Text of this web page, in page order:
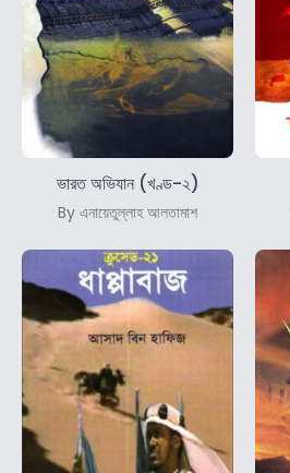
ভারত অভিযান (খণ্ড-২)
By এনায়েতুল্লাহ আলতামাশ